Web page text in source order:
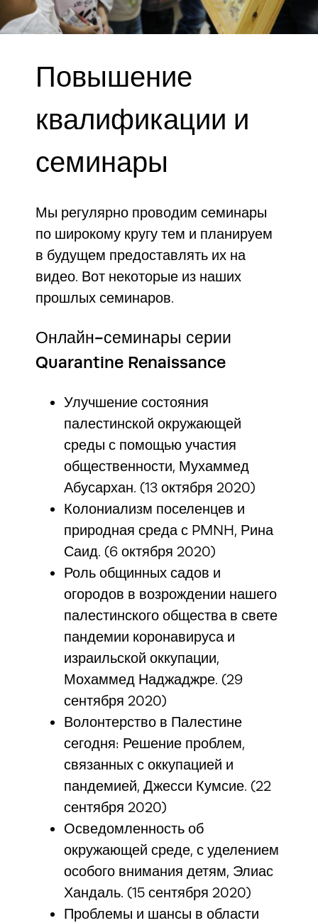
Повышение
квалификации и
семинары
Мы регулярно проводим семинары
по широкому кругу тем и планируем
в будущем предоставлять их на
видео. Вот некоторые из наших
прошлых семинаров.
Онлайн-семинары серии
Quarantine Renaissance
Улучшение состояния
палестинской окружающей
среды с помощью участия
общественности, Мухаммед
Абусархан. (13 октября 2020)
Колониализм поселенцев и
природная среда с PMNH, Рина
Саид. (6 октября 2020)
Роль общинных садов и
огородов в возрождении нашего
палестинского общества в свете
пандемии коронавируса и
израильской оккупации,
Мохаммед Наджаджре. (29
сентября 2020)
Волонтерство в Палестине
сегодня: Решение проблем,
связанных с оккупацией и
пандемией, Джесси Кумсие. (22
сентября 2020)
Осведомленность об
окружающей среде, с уделением
особого внимания детям, Элиас
Хандаль. (15 сентября 2020)
Проблемы и шансы в области